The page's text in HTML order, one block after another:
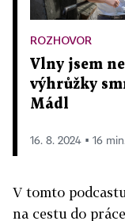
ROZHOVOR
Vlny jsem
výhrůžky
Mádl
16. 8. 2024 ▪ 16
V tomto
na cestu do